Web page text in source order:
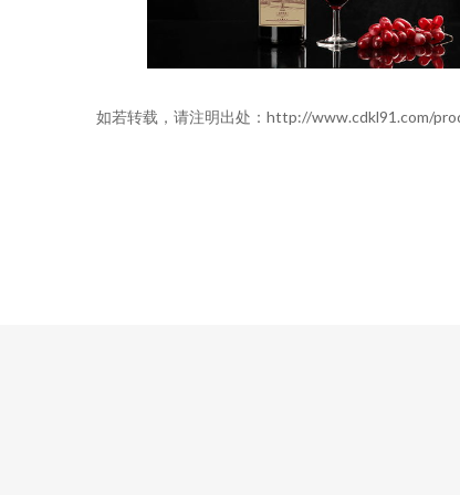
如若转载，请注明出处：http://www.cdkl91.com/